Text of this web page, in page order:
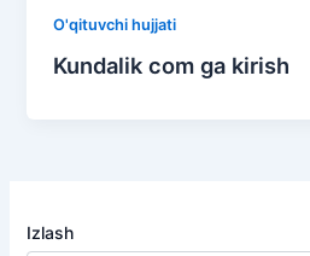
O'qituvchi hujjati
Kundalik com ga kirish
Izlash